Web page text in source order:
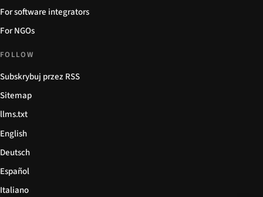
For software integrators
For NGOs
FOLLOW
Subskrybuj przez RSS
Sitemap
llms.txt
English
Deutsch
Español
Italiano